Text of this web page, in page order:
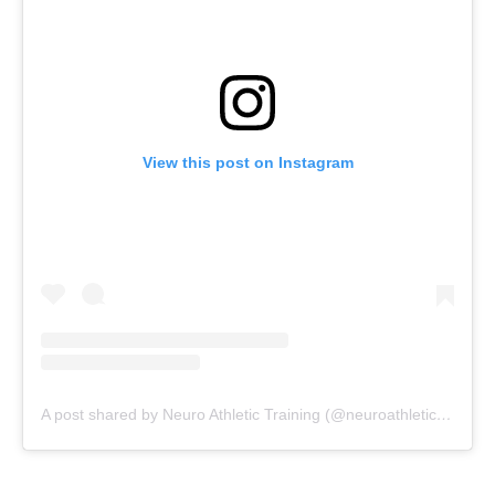
View this post on Instagram
A post shared by Neuro Athletic Training (@neuroathletictraining)